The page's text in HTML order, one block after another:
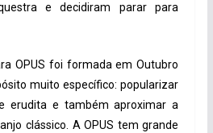
e decidiram parar para
OPUS foi formada em Outubro
muito específico: popularizar
erudita e também aproximar a
clássico. A OPUS tem grande